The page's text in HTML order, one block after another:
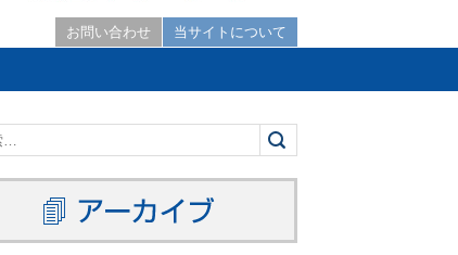
お問い合わせ 当サイトについて